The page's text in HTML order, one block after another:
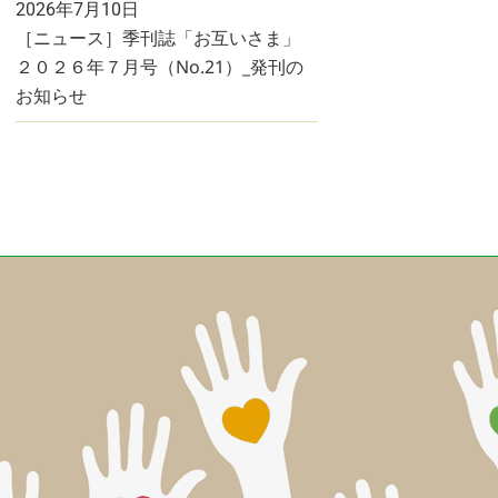
2026年7月10日
［ニュース］季刊誌「お互いさま」
２０２６年７月号（No.21）_発刊の
お知らせ